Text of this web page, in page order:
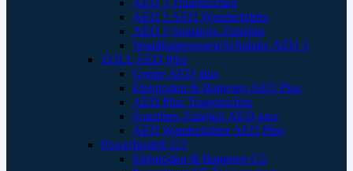
AED 3 Tragetaschen
AED 3 AED Wandschilder
AED 3 Sonstiges Zubehör
Wandhalterungen/Schränke AED 3
ZOLL AED Plus
Geräte AED plus
Elektroden & Batterien AED Plus
AED Plus Tragetaschen
Sonstiges Zubehör AED plus
AED Wandschilder AED Plus
Powerheart® G3
Elektroden & Batterien G3